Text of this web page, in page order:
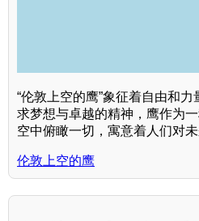
“伦敦上空的鹰”象征着自由和
求梦想与卓越的精神，鹰作为
空中俯瞰一切，寓意着人们对
伦敦上空的鹰